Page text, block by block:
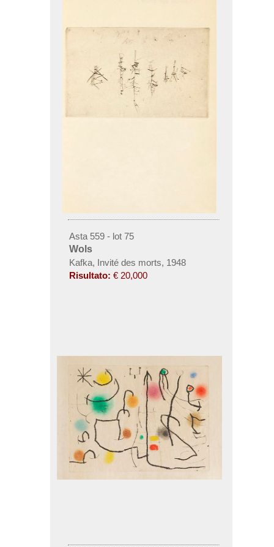
Asta 559 - lot 75
Wols
Kafka, Invité des morts, 1948
Risultato: € 20,000